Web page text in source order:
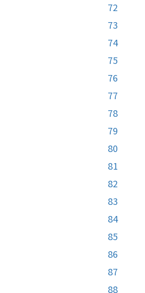
72
73
74
75
76
77
78
79
80
81
82
83
84
85
86
87
88